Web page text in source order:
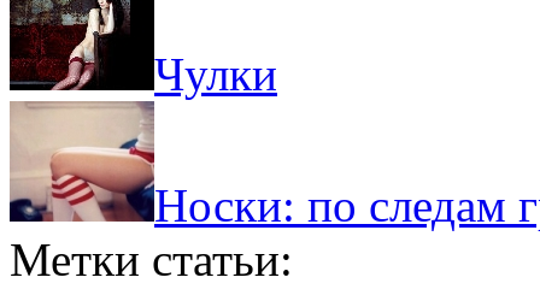
Чулки
Носки: по следам
Метки статьи: